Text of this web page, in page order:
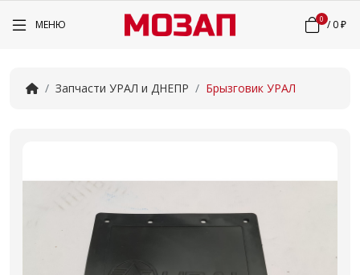
МЕНЮ 0 /0 ₽
Запчасти УРАЛ и ДНЕПР Брызговик УРАЛ